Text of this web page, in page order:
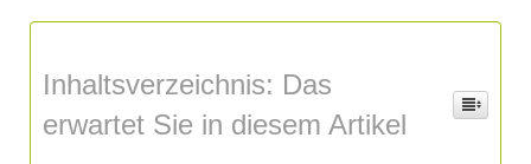
Inhaltsverzeichnis: Das
erwartet Sie in diesem Artikel